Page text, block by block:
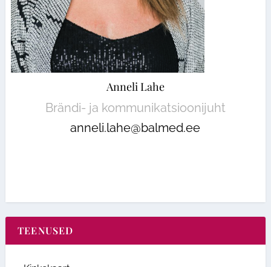
Anneli Lahe
Brändi- ja kommunikatsioonijuht
anneli.lahe@balmed.ee
TEENUSED